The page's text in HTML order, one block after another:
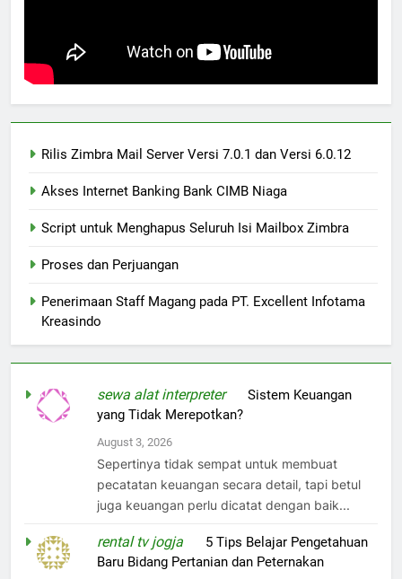
Rilis Zimbra Mail Server Versi 7.0.1 dan Versi 6.0.12
Akses Internet Banking Bank CIMB Niaga
Script untuk Menghapus Seluruh Isi Mailbox Zimbra
Proses dan Perjuangan
Penerimaan Staff Magang pada PT. Excellent Infotama
Kreasindo
sewa alat interpreteronSistem Keuangan
yang Tidak Merepotkan?
August 3, 2026
Sepertinya tidak sempat untuk membuat
pecatatan keuangan secara detail, tapi betul
juga keuangan perlu dicatat dengan baik...
rental tv jogja
5 Tips Belajar Pengetahuan
Baru Bidang Pertanian dan Peternakan